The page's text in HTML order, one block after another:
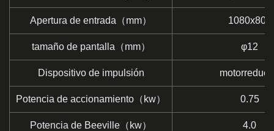
Apertura de entrada（mm） 1080x806
tamaño de pantalla（mm） φ12
Dispositivo de impulsión
Potencia de accionamiento（kw） 0.75
Potencia de Beeville（kw） 4.0